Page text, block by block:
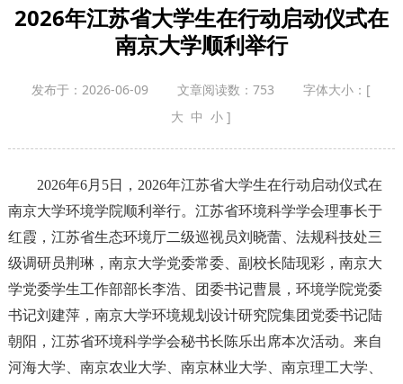
2026年江苏省大学生在行动启动仪式在
南京大学顺利举行
发布于：2026-06-09 文章阅读数：753 字体大小： [
大 中 小 ]
2026年6月5日，2026年江苏省大学生在行动启动仪式在
南京大学环境学院顺利举行。江苏省环境科学学会理事长于
红霞，江苏省生态环境厅二级巡视员刘晓蕾、法规科技处三
级调研员荆琳，南京大学党委常委、副校长陆现彩，南京大
学党委学生工作部部长李浩、团委书记曹晨，环境学院党委
书记刘建萍，南京大学环境规划设计研究院集团党委书记陆
朝阳，江苏省环境科学学会秘书长陈乐出席本次活动。来自
河海大学、南京农业大学、南京林业大学、南京理工大学、